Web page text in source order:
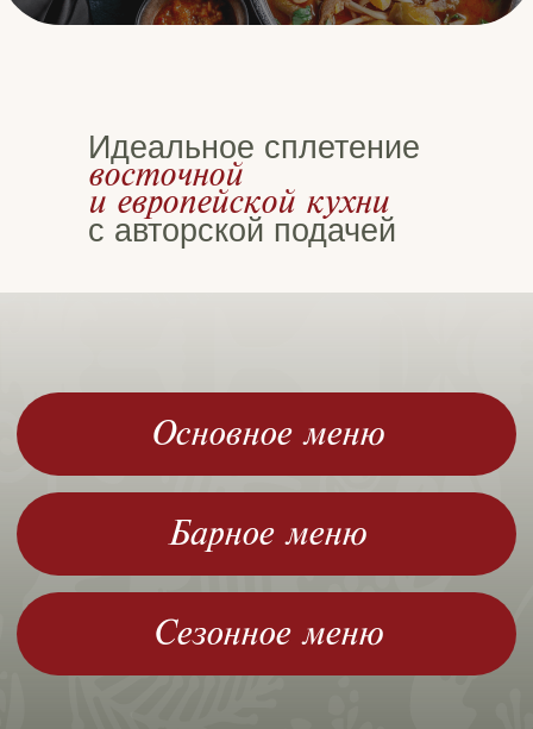
восточной
Идеальное сплетение
с авторской подачей
и европейской кухни
ДОСТАВКА
Закажите понравившееся вам
блюда в удобных сервисах
Основное меню
Барное меню
Сезонное меню